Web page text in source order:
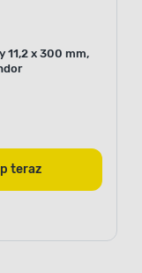
11,2 x 300 mm,
Kup teraz